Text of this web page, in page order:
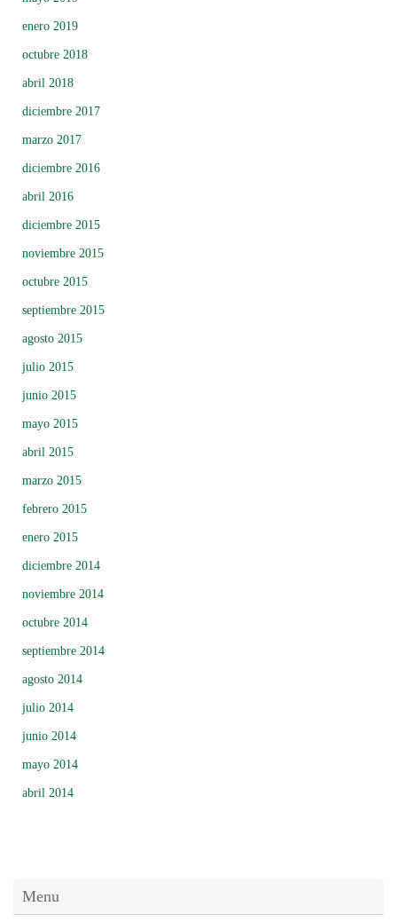
enero 2019
octubre 2018
abril 2018
diciembre 2017
marzo 2017
diciembre 2016
abril 2016
diciembre 2015
noviembre 2015
octubre 2015
septiembre 2015
agosto 2015
julio 2015
junio 2015
mayo 2015
abril 2015
marzo 2015
febrero 2015
enero 2015
diciembre 2014
noviembre 2014
octubre 2014
septiembre 2014
agosto 2014
julio 2014
junio 2014
mayo 2014
abril 2014
Menu